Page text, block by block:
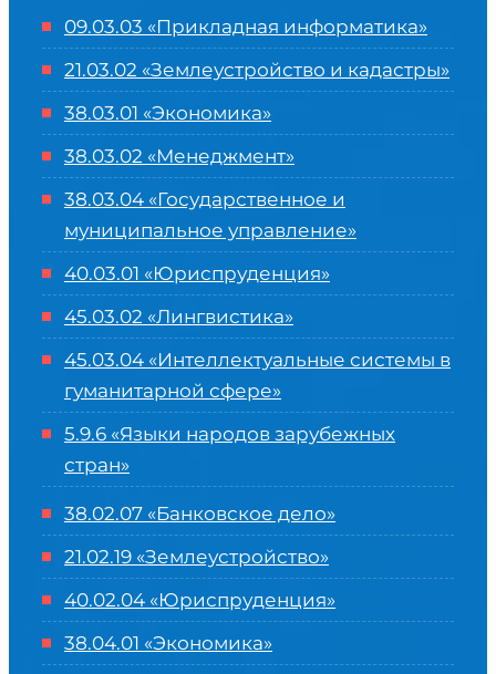
09.03.03 «Прикладная информатика»
21.03.02 «Землеустройство и кадастры»
38.03.01 «Экономика»
38.03.02 «Менеджмент»
38.03.04 «Государственное и
муниципальное управление»
40.03.01 «Юриспруденция»
45.03.02 «Лингвистика»
45.03.04 «Интеллектуальные системы в
гуманитарной сфере»
5.9.6 «Языки народов зарубежных
стран»
38.02.07 «Банковское дело»
21.02.19 «Землеустройство»
40.02.04 «Юриспруденция»
38.04.01 «Экономика»